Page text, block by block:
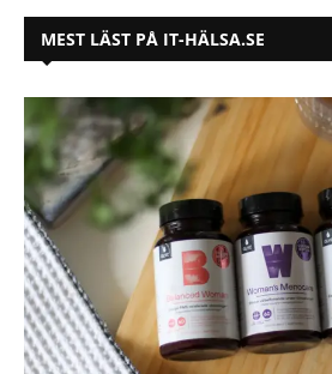
MEST LÄST PÅ IT-HÄLSA.SE